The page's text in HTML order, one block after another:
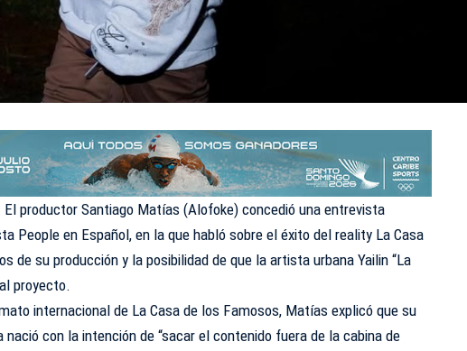
El productor Santiago Matías(Alofoke)concedió una entrevista
People en Español, en la que habló sobre el éxito del reality La Casa
de su producción y la posibilidad de que la artista urbana Yailin “La
proyecto.
internacional de La Casa de los Famosos, Matías explicó que su
nació con la intención de “sacar el contenido fuera de la cabina de